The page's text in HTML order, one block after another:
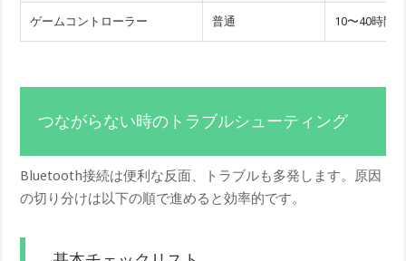
ゲームコントローラー 普通 10〜40時間
つながらない時のトラブルシューティング
Bluetooth接続は便利な反面、トラブルも多発します。原因
の切り分けは以下の順で進めると効率的です。